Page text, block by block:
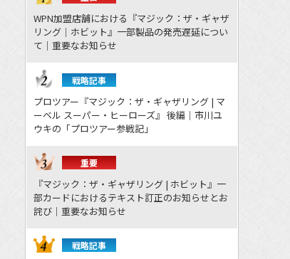
WPN加盟店舗における『マジック：ザ・ギャザ
リング｜ホビット』一部製品の発売遅延につい
て｜重要なお知らせ
戦略記事
プロツアー『マジック：ザ・ギャザリング | マ
ーベル スーパー・ヒーローズ』 後編｜市川ユ
ウキの「プロツアー参戦記」
重要
『マジック：ザ・ギャザリング | ホビット』一
部カードにおけるテキスト訂正のお知らせとお
詫び｜重要なお知らせ
戦略記事